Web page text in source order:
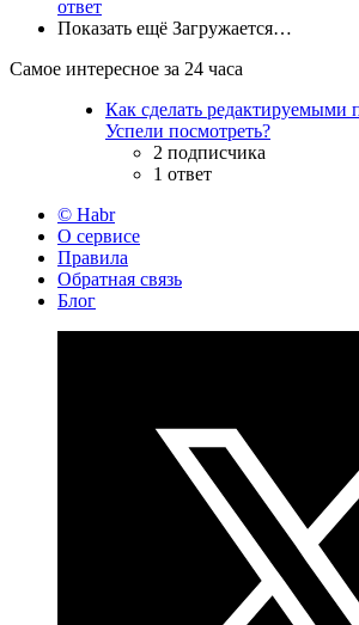
ответ
Показать ещё Загружается…
Самое интересное за 24 часа
Как сделать редактируемыми
Успели посмотреть?
2 подписчика
1 ответ
© Habr
О сервисе
Правила
Обратная связь
Блог